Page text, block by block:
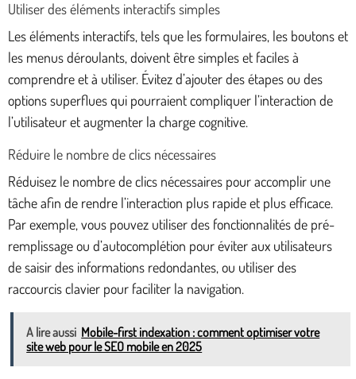
Utiliser des éléments interactifs simples
Les éléments interactifs, tels que les formulaires, les boutons et
les menus déroulants, doivent être simples et faciles à
comprendre et à utiliser. Évitez d’ajouter des étapes ou des
options superflues qui pourraient compliquer l’interaction de
l’utilisateur et augmenter la charge cognitive.
Réduire le nombre de clics nécessaires
Réduisez le nombre de clics nécessaires pour accomplir une
tâche afin de rendre l’interaction plus rapide et plus efficace.
Par exemple, vous pouvez utiliser des fonctionnalités de pré-
remplissage ou d’autocomplétion pour éviter aux utilisateurs
de saisir des informations redondantes, ou utiliser des
raccourcis clavier pour faciliter la navigation.
A lire aussi Mobile-first indexation : comment optimiser votre
site web pour le SEO mobile en 2025